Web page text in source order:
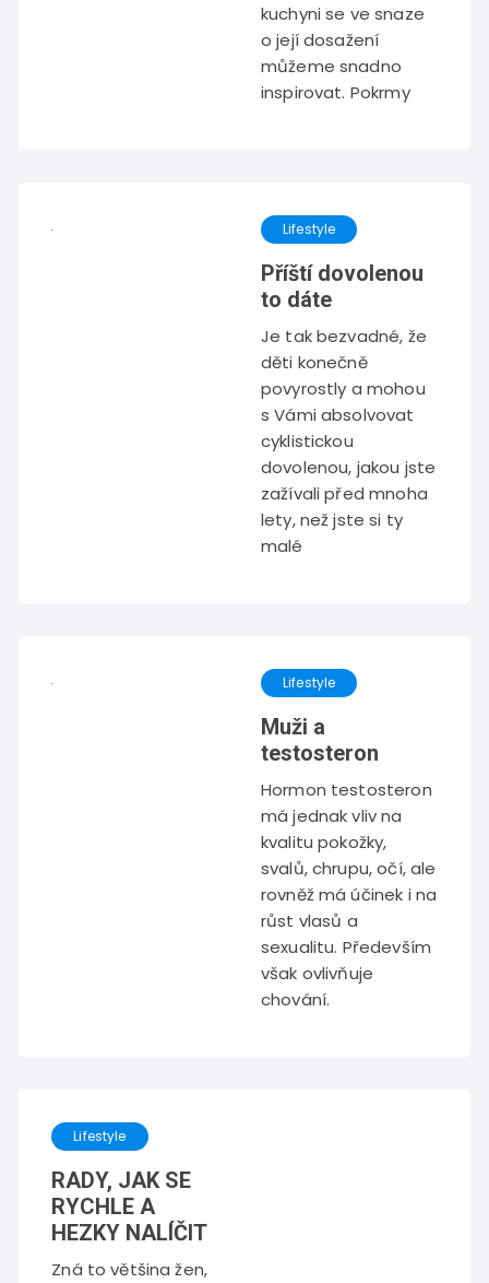
kuchyni se ve snaze
o její dosažení
můžeme snadno
inspirovat. Pokrmy
Lifestyle
Příští dovolenou
to dáte
Je tak bezvadné, že
děti konečně
povyrostly a mohou
s Vámi absolvovat
cyklistickou
dovolenou, jakou jste
zažívali před mnoha
lety, než jste si ty
malé
Lifestyle
Muži a
testosteron
Hormon testosteron
má jednak vliv na
kvalitu pokožky,
svalů, chrupu, očí, ale
rovněž má účinek i na
růst vlasů a
sexualitu. Především
však ovlivňuje
chování.
Lifestyle
RADY, JAK SE
RYCHLE A
HEZKY NALÍČIT
Zná to většina žen,